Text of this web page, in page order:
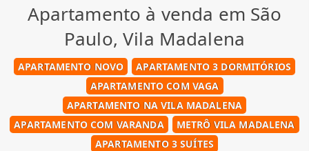
Apartamento à venda em São
Paulo, Vila Madalena
APARTAMENTO NOVO
APARTAMENTO 3 DORMITÓRIOS
APARTAMENTO COM VAGA
APARTAMENTO NA VILA MADALENA
APARTAMENTO COM VARANDA
METRÔ VILA MADALENA
APARTAMENTO 3 SUÍTES